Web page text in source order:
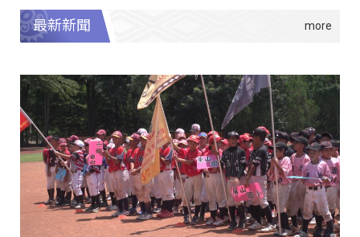
最新新聞